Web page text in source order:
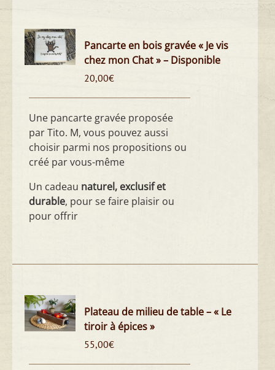
Pancarte en bois gravée « Je vis
chez mon Chat » – Disponible
20,00€
Une pancarte gravée proposée
par Tito. M, vous pouvez aussi
choisir parmi nos propositions ou
créé par vous-même
Un cadeau naturel, exclusif et
durable, pour se faire plaisir ou
pour offrir
Plateau de milieu de table – « Le
tiroir à épices »
55,00€